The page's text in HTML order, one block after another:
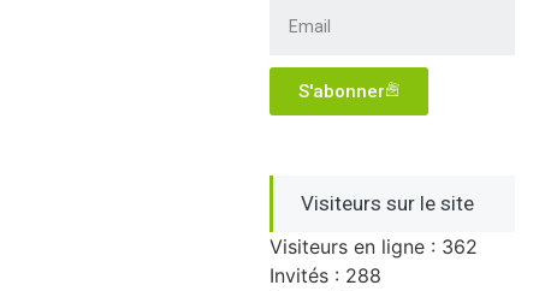
S'abonner
Visiteurs sur le site
Visiteurs en ligne : 362
Invités : 288